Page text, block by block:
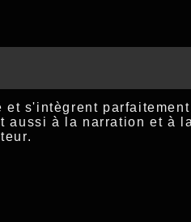
s'intègrent parfaitement
aussi à la narration et à la